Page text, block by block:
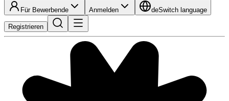
Für Bewerbende Anmelden deSwitch language
Registrieren